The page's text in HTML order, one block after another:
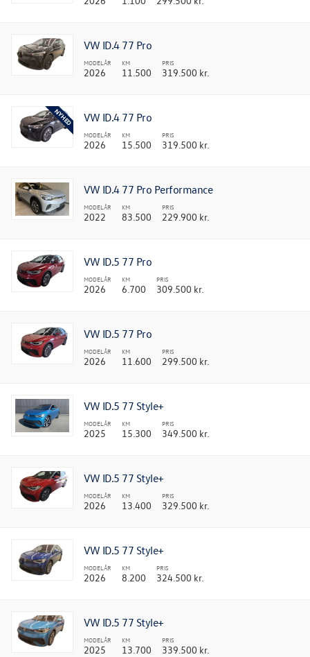
VW ID.4 77 Pro
MODELÅR
2026
KM
11.500
PRIS
319.500 kr.
VW ID.4 77 Pro
MODELÅR
2026
KM
15.500
PRIS
319.500 kr.
VW ID.4 77 Pro Performance
MODELÅR
2022
KM
83.500
PRIS
229.900 kr.
VW ID.5 77 Pro
MODELÅR
2026
KM
6.700
PRIS
309.500 kr.
VW ID.5 77 Pro
MODELÅR
2026
KM
11.600
PRIS
299.500 kr.
VW ID.5 77 Style+
MODELÅR
2025
KM
15.300
PRIS
349.500 kr.
VW ID.5 77 Style+
MODELÅR
2026
KM
13.400
PRIS
329.500 kr.
VW ID.5 77 Style+
MODELÅR
2026
KM
8.200
PRIS
324.500 kr.
VW ID.5 77 Style+
MODELÅR
2025
KM
13.700
PRIS
339.500 kr.